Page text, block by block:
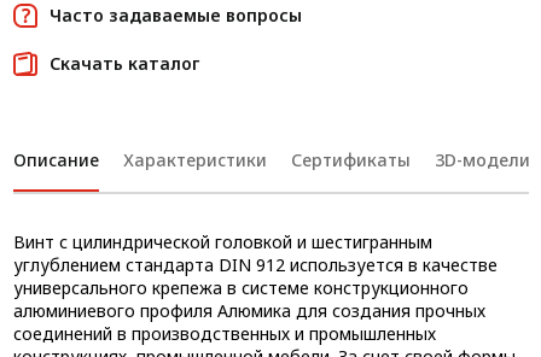
Часто задаваемые вопросы
Скачать каталог
Описание Характеристики Сертификаты 3D-модели
Винт с цилиндрической головкой и шестигранным
углублением стандарта DIN 912 используется в качестве
универсального крепежа в системе конструкционного
алюминиевого профиля Алюмика для создания прочных
соединений в производственных и промышленных